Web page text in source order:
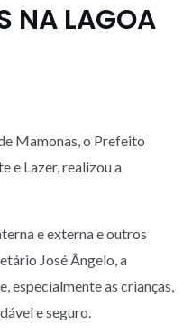
NA LAGOA
Mamonas, o Prefeito
e Lazer, realizou a
e externa e outros
José Ângelo, a
especialmente as crianças,
e seguro.